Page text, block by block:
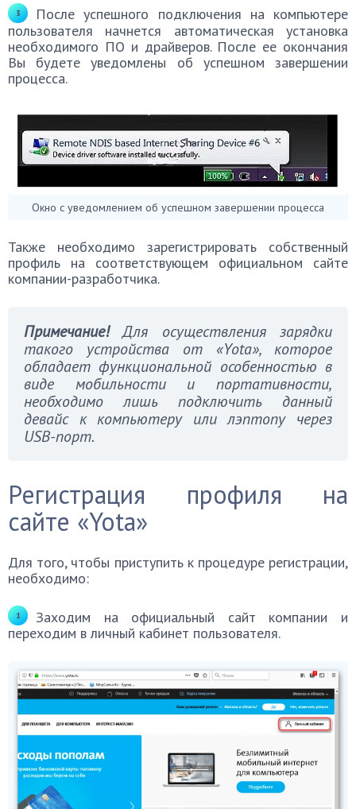
После успешного подключения на компьютере
пользователя начнется автоматическая установка
необходимого ПО и драйверов. После ее окончания
Вы будете уведомлены об успешном завершении
процесса.
Окно с уведомлением об успешном завершении процесса
Также необходимо зарегистрировать собственный
профиль на соответствующем официальном сайте
компании-разработчика.
Примечание!Для осуществления зарядки
такого устройства от «Yota», которое
обладает функциональной особенностью в
виде мобильности и портативности,
необходимо лишь подключить данный
девайс к компьютеру или лэптопу через
USB-порт.
Регистрация профиля на
сайте «Yota»
Для того, чтобы приступить к процедуре регистрации,
необходимо:
Заходим на официальный сайт компании и
переходим в личный кабинет пользователя.